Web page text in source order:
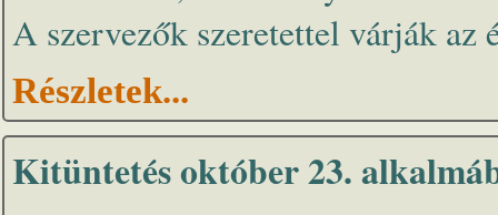
A szervezők szeretettel várják az
Részletek...
Kitüntetés október 23.